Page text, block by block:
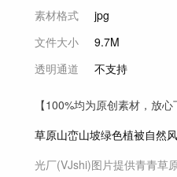
素材格式
jpg
文件大小
9.7M
透明通道
不支持
【100%均为原创素材，放
草原山峦山坡绿色植被自然
光厂(VJshi)图片提供青青草